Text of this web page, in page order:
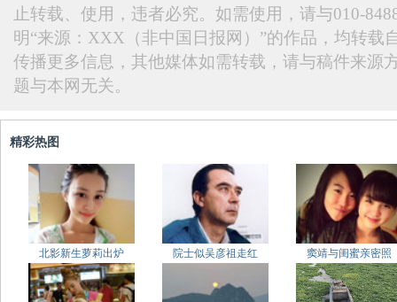
止转载、使用，违者必究。如需使用，请与010-
明“来源：XXX（非中国日报网）”的作品，均转载
传播更多信息，其他媒体如需转载，请与稿件来源
题与本网无关。
精彩热图
北影新生萝莉出炉 院士似吴彦祖走红 窦靖与闺蜜亲密照